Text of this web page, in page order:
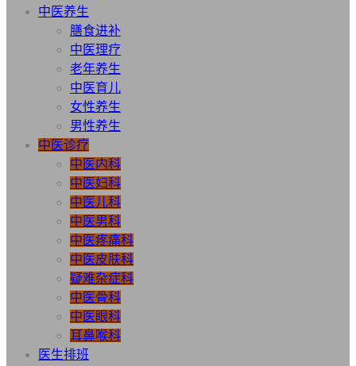
中医养生
膳食进补
中医理疗
老年养生
中医育儿
女性养生
男性养生
中医诊疗
中医内科
中医妇科
中医儿科
中医男科
中医疼痛科
中医皮肤科
疑难杂症科
中医骨科
中医眼科
耳鼻喉科
医生排班